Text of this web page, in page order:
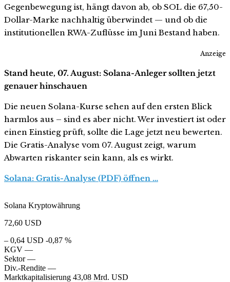
Gegenbewegung ist, hängt davon ab, ob SOL die 67,50-
Dollar-Marke nachhaltig überwindet — und ob die
institutionellen RWA-Zuflüsse im Juni Bestand haben.
Anzeige
Stand heute, 07. August: Solana-Anleger sollten jetzt
genauer hinschauen
Die neuen Solana-Kurse sehen auf den ersten Blick
harmlos aus – sind es aber nicht. Wer investiert ist oder
einen Einstieg prüft, sollte die Lage jetzt neu bewerten.
Die Gratis-Analyse vom 07. August zeigt, warum
Abwarten riskanter sein kann, als es wirkt.
Solana: Gratis-Analyse (PDF) öffnen …
Solana Kryptowährung
72,60 USD
– 0,64 USD -0,87 %
KGV —
Sektor —
Div.-Rendite —
Marktkapitalisierung 43,08 Mrd. USD